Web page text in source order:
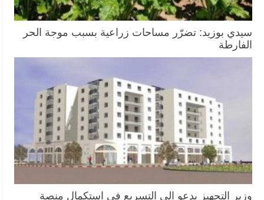
سيدي بوزيد: تضرّر مساحات زراعية بسبب موجة الحر
الفارطة
وزير التجهيز يدعو الى التسريع في استكمال منصة